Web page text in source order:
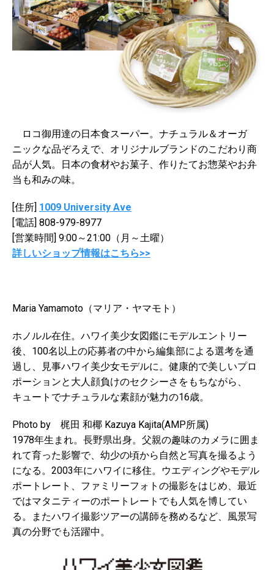
ロコ御用達の日本食スーパー。ナチュラル＆オーガ
ニックな品ぞろえで、オリジナルブランドのこだわり商
品が人気。日本の食材やお菓子、作りたてお惣菜やお弁
当も和みの味。
[住所] 1009 University Ave
[電話] 808-979-8977
[営業時間] 9:00～21:00（月～土曜）
詳しいショップ情報はこちら>>
Maria Yamamoto（マリア・ヤマモト）
ホノルル在住。ハワイ美少女図鑑にモデルエントリー
後、100名以上の応募者の中から編集部による選考を通
過し、見事ハワイ美少女モデルに。健康的で美しいプロ
ポーションと大人顔負けのセクシーさをもちながら、
キュートでナチュラルな素顔が魅力の16歳。
Photo by 梶田 和椰 Kazuya Kajita(AMP所属)
1978年生まれ。長野県出身。父親の趣味のカメラに囲ま
れて育った影響で、幼少の頃から自然と写真を撮るよう
になる。2003年にハワイに移住。ウエディングやモデル
ポートレート、ファミリーフォトの撮影をはじめ、最近
ではマタニティーのポートレートでも人気を博してい
る。またハワイ撮影ツアーの講師を務めるなど、風景写
真の分野でも活躍中。